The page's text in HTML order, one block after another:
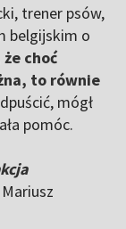
trener psów,
belgijskim o
choć
to równie
mógł
pomóc.